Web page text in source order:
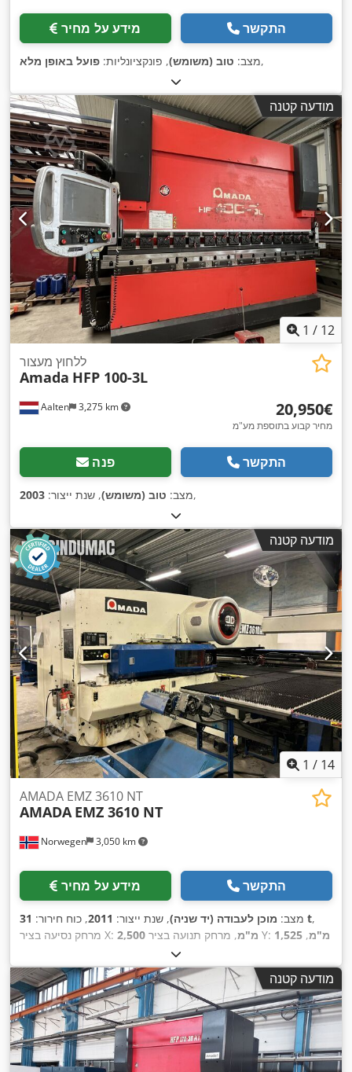
מידע על מחיר התקשר
מצב: טוב (משומש), פונקציונליות: פועל באופן מלא ,
מודעה קטנה
1 / 12
Aalten 3,275 km
ללחוץ מעצור
Amada HFP 100-3L
‏20,950 ‏€
מחיר קבוע בתוספת מע"מ
פנה התקשר
מצב: טוב (משומש), שנת ייצור: 2003 ,
מודעה קטנה
1 / 14
Norwegen 3,050 km
AMADA EMZ 3610 NT
AMADA EMZ 3610 NT
מידע על מחיר התקשר
מצב: מוכן לעבודה (יד שניה), שנת ייצור: 2011, כוח חירור: 31 t,
מרחק נסיעה בציר X:
2,500 מ"מ , מרחק תנועה בציר Y: 1,525 מ"מ,
, עומס שולחן:
FANUC
, מספר צירים:2 ,
מודעה קטנה